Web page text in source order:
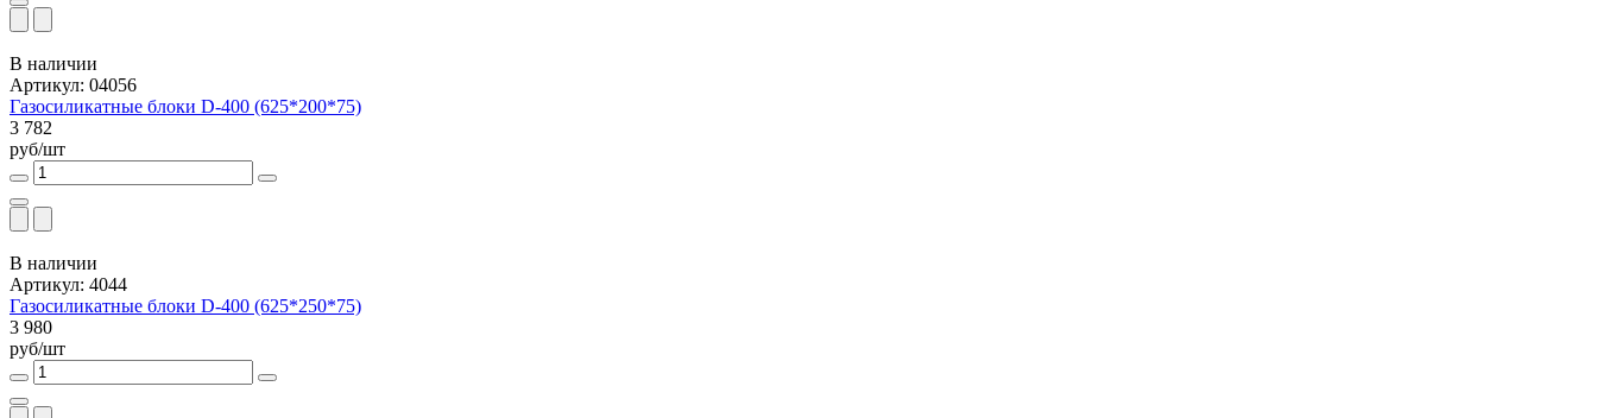
В наличии
Артикул: 04056
Газосиликатные блоки D-400 (625*200*75)
3 782
руб/шт
В наличии
Артикул: 4044
Газосиликатные блоки D-400 (625*250*75)
3 980
руб/шт